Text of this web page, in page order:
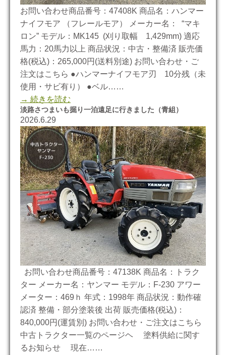
お問い合わせ商品番号：47408K 商品名：ハンマー
ナイフモア （フレールモア） メーカー名： “マキ
ロン” モデル：MK145 (刈り取幅 1,429mm) 適応
馬力：20馬力以上 商品状況：中古・整備済 販売価
格(税込)：265,000円(送料別途) お問い合わせ・ご
注文はこちら ●ハンマーナイフモア刃 10分残（未
使用・サビ有り） ●ベル……
→ 続きを読む
淡路さつまいも掘り一泊遠足に行きました（青組）
2026.6.29
お問い合わせ商品番号：47138K 商品名：トラク
ター メーカー名：ヤンマー モデル：F-230 アワー
メーター：469ｈ 年式：1998年 商品状況：動作確
認済 整備・部分塗装後 出荷 販売価格(税込)：
840,000円(運賃別) お問い合わせ・ご注文はこちら
中古トラクター一覧のページヘ 塗料供給に関す
るお知らせ 現在……